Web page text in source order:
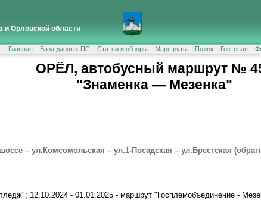
и Орловской области
Главная База данных ПС Статьи и обзоры Маршруты Поиск Гостевая
ОРЁЛ, автобусный маршрут №
"Знаменка — Мезенка"
– ул.Комсомольская – ул.1-Посадская – ул.Брестская
12.10.2024 - 01.01.2025 - маршрут "Госплемобъединение -